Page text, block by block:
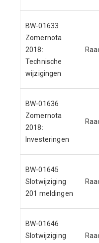
BW-01633
Zomernota
2018:
Technische
wijzigingen
BW-01636
Zomernota
2018:
Investeringen
BW-01645
Slotwijziging
201 meldingen
BW-01646
Slotwijziging